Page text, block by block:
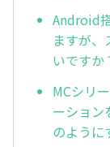
Android
ますが
いですか
MCシリ
ーション
のように